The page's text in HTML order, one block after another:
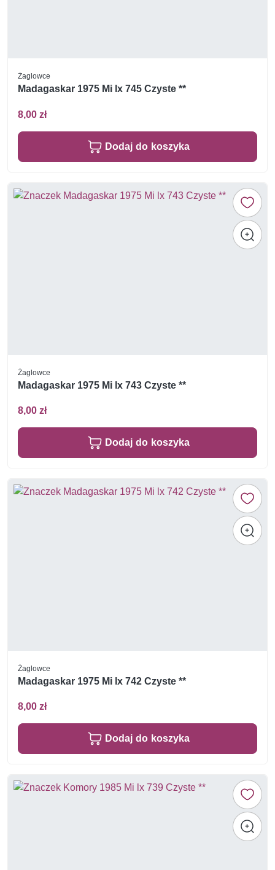
Żaglowce
Madagaskar 1975 Mi lx 745 Czyste **
8,00 zł
Dodaj do koszyka
Żaglowce
Madagaskar 1975 Mi lx 743 Czyste **
8,00 zł
Dodaj do koszyka
Żaglowce
Madagaskar 1975 Mi lx 742 Czyste **
8,00 zł
Dodaj do koszyka